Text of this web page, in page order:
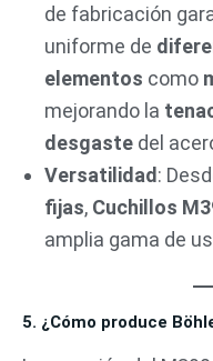
de fabricación
uniforme de
elementos como
mejorando la
desgaste del
Versatilidad :
fijas, Cuchillos
amplia gama de
5. ¿Cómo produce